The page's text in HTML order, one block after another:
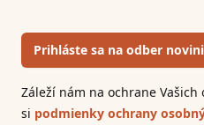
Prihláste sa na odber
Záleží nám na ochrane
si podmienky ochrany